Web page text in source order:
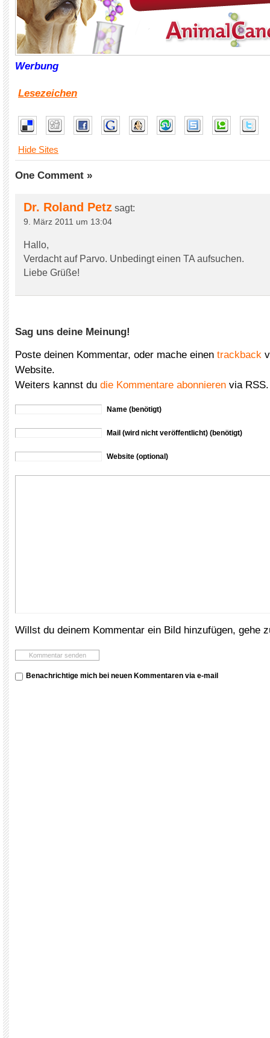
Werbung
Lesezeichen
Hide Sites
One Comment »
Dr. Roland Petz sagt:
9. März 2011 um 13:04
Hallo,
Verdacht auf Parvo. Unbedingt einen TA aufsuchen.
Liebe Grüße!
Sag uns deine Meinung!
Poste deinen Kommentar, oder mache einen trackback
Website.
Weiters kannst du die Kommentare abonnieren via RSS.
Name (benötigt)
Mail (wird nicht veröffentlicht) (benötigt)
Website (optional)
Willst du deinem Kommentar ein Bild hinzufügen, gehe
Benachrichtige mich bei neuen Kommentaren via e-mail